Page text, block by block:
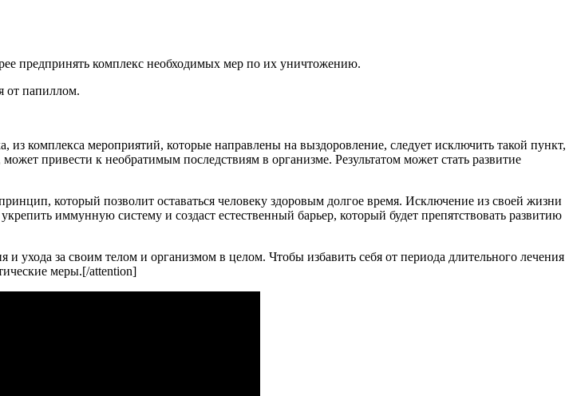
предпринять комплекс необходимых мер по их уничтожению.
от папиллом.
комплекса мероприятий, которые направлены на выздоровление, следует исключить такой пункт,
привести к необратимым последствиям в организме. Результатом может стать развитие
который позволит оставаться человеку здоровым долгое время. Исключение из своей жизни
иммунную систему и создаст естественный барьер, который будет препятствовать развитию
ухода за своим телом и организмом в целом. Чтобы избавить себя от периода длительного лечения
меры.[/attention]